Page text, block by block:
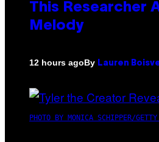
This Researcher
Melody
12 hours agoBy Lauren
PHOTO BY MONICA SCHIPPER/